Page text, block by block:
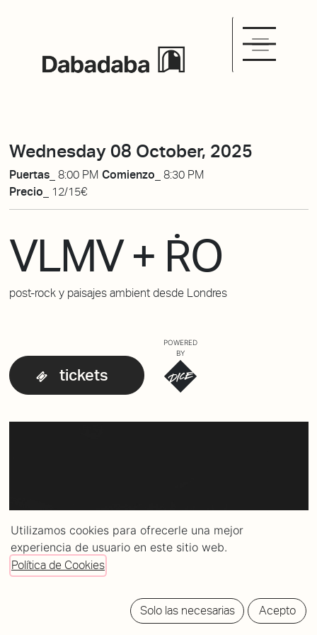
Wednesday 08 October, 2025
Puertas_ 8:00 PM Comienzo_ 8:30 PM
Precio_
12/15€
VLMV + ṘO
post-rock y paisajes ambient desde Londres
tickets
POWERED
BY
Utilizamos cookies para ofrecerle una mejor
experiencia de usuario en este sitio web.
Política de Cookies
Solo las necesarias Acepto